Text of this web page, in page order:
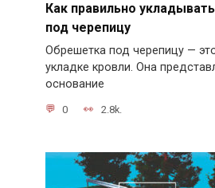
Как правильно
под черепицу
Обрешетка под черепицу —
укладке кровли. Она
основание
0 2.8k.